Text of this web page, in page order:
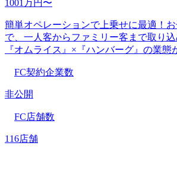
1001万円〜
簡単オペレーションで上乗せに最適！
で、一人客からファミリー客まで取り
『オムライス』×『ハンバーグ』の業態
FC契約企業数
非公開
FC店舗数
116店舗